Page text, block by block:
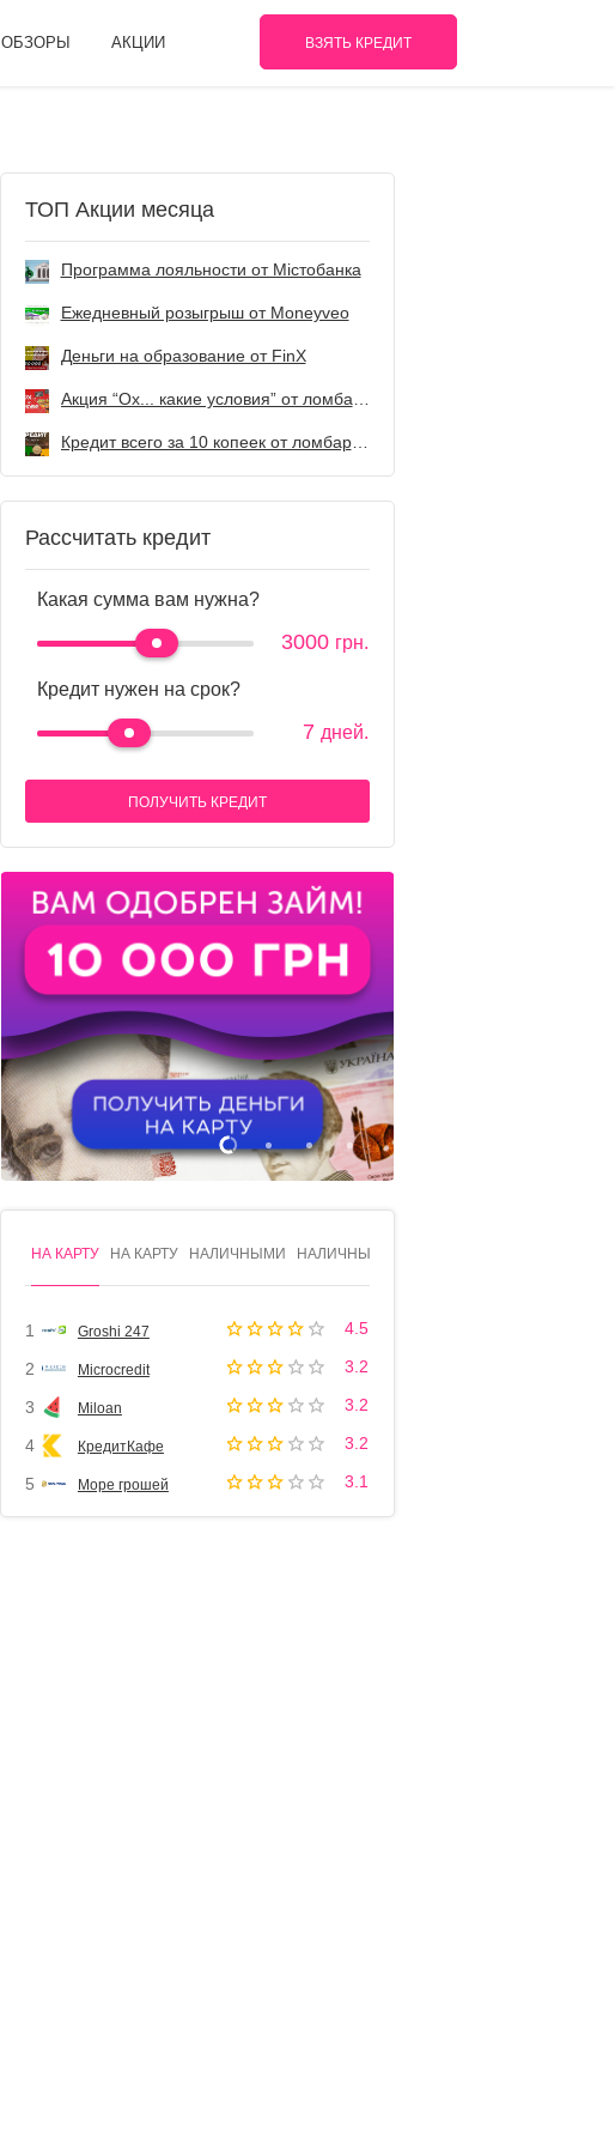
ОБЗОРЫ АКЦИИ ВЗЯТЬ КРЕДИТ
ТОП Акции месяца
Программа лояльности от Містобанка
Ежедневный розыгрыш от Мoneyveo
Деньги на образование от FinX
Кредит всего за 10 копеек от ломбарда Первый
Рассчитать кредит
Какая сумма вам нужна?
3000 грн.
Кредит нужен на срок?
7 дней.
ПОЛУЧИТЬ КРЕДИТ
1 2 3 4
НА КАРТУ НА КАРТУ НАЛИЧНЫМИ НАЛИЧНЫМИ
1 Groshi 247 4.5
2 Microcredit 3.2
3 Miloan 3.2
4 КредитКафе 3.2
5 Море грошей 3.1